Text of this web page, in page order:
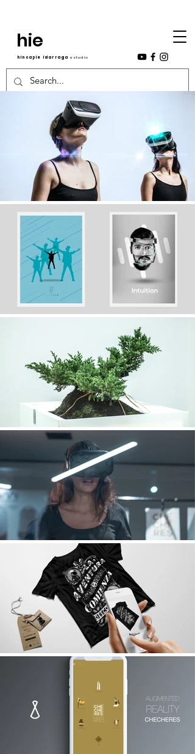
hincapie idarraga estudio
hie